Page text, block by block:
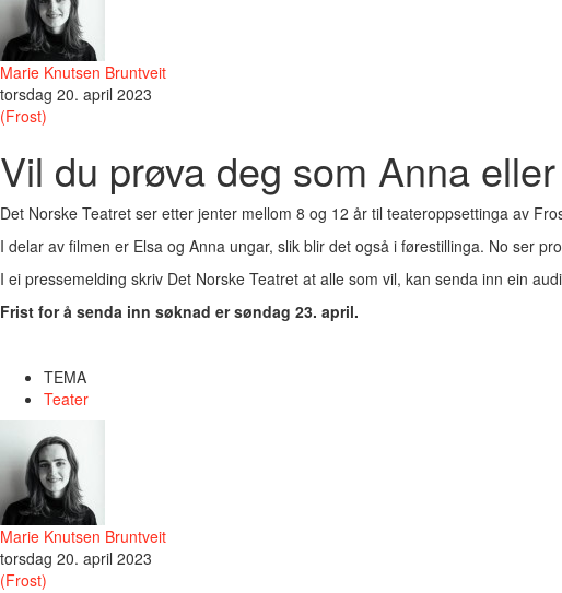
Marie Knutsen Bruntveit
torsdag 20. april 2023
(Frost)
Vil du prøva deg som Anna
Det Norske Teatret ser etter jenter mellom 8 og 12 år til teateroppsettinga av
I delar av filmen er Elsa og Anna ungar, slik blir det også i førestillinga. No ser
I ei pressemelding skriv Det Norske Teatret at alle som vil, kan senda inn ein
Frist for å senda inn søknad er søndag 23. april.
TEMA
Teater
Marie Knutsen Bruntveit
torsdag 20. april 2023
(Frost)